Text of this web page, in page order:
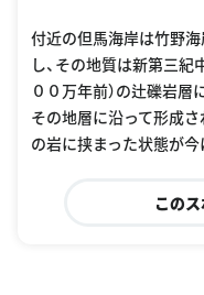
付近の但馬海岸は竹野
し、その地質は新第三紀
００万年前）の辻礫岩層
その地層に沿って形成
の岩に挟まった状態が今
この